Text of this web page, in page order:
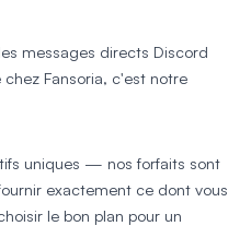
messages directs Discord
Fansoria, c'est notre
uniques — nos forfaits sont
exactement ce dont vous
le bon plan pour un